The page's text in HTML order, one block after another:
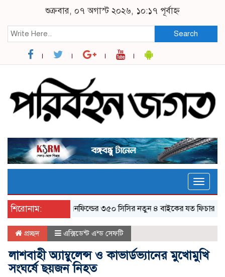
শুক্রবার, ০৭ অগাস্ট ২০২৬, ১০:১৭ পূর্বাহ্ন
Search
Toggle
শিরোনাম:র‌য়্যাল এনফিল্ডের ৩৫০ সিসির নতুন ৪ বাইকের যত ফিচার
প্রচ্ছদ এক্সিডেন্ট এন্ড সেফটি
লাশবাহী অ্যাম্বুলেন্স ও কাভার্ডভ্যানের মুখোমুখি
সংঘর্ষে ছয়জন নিহত